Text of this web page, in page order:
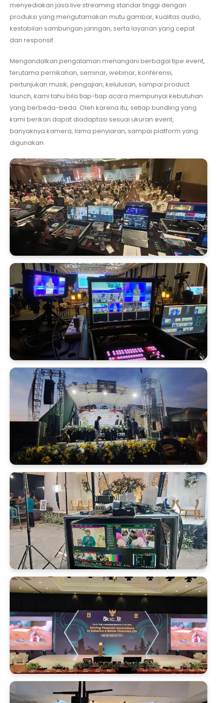
menyediakan jasa live streaming standar tinggi dengan
produksi yang mengutamakan mutu gambar, kualitas audio,
kestabilan sambungan jaringan, serta layanan yang cepat
dan responsif.
Mengandalkan pengalaman menangani berbagai tipe event,
terutama pernikahan, seminar, webinar, konferensi,
pertunjukan musik, pengajian, kelulusan, sampai product
launch, kami tahu bila tiap-tiap acara mempunyai kebutuhan
yang berbeda-beda. Oleh karena itu, setiap bundling yang
kami berikan dapat diadaptasi sesuai ukuran event,
banyaknya kamera, lama penyiaran, sampai platform yang
digunakan.